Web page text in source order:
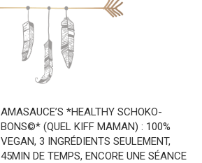
AMASAUCE’S *HEALTHY SCHOKO-
BONS©* (QUEL KIFF MAMAN) : 100%
VEGAN, 3 INGRÉDIENTS SEULEMENT,
45MIN DE TEMPS, ENCORE UNE SÉANCE